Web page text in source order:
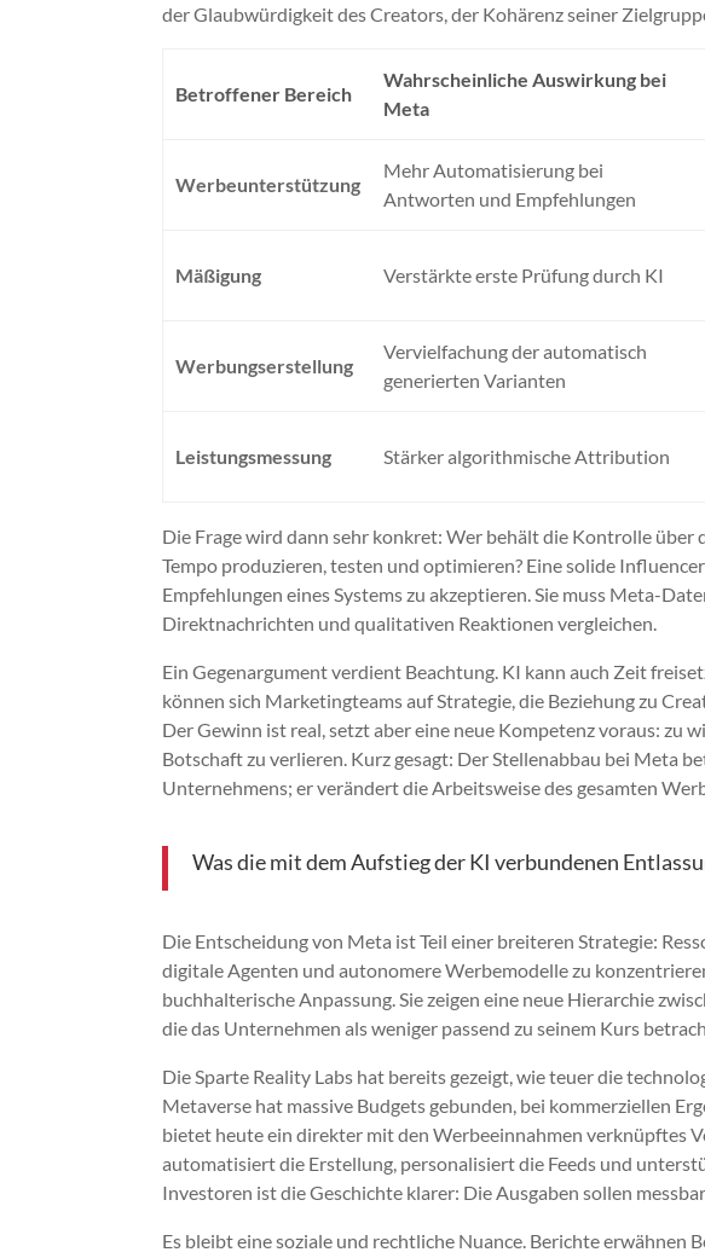
der Glaubwürdigkeit des Creators, der Kohärenz seiner
Betroffener Bereich
Wahrscheinliche Auswirkung bei
Meta
Werbeunterstützung
Mehr Automatisierung bei
Antworten und Empfehlungen
Mäßigung Verstärkte erste Prüfung durch KI
Werbungserstellung
Vervielfachung der automatisch
generierten Varianten
Leistungsmessung Stärker algorithmische Attribution
Die Frage wird dann sehr konkret: Wer behält die Kontrolle über
Tempo produzieren, testen und optimieren? Eine solide
Empfehlungen eines Systems zu akzeptieren. Sie muss Meta-
Direktnachrichten und qualitativen Reaktionen vergleichen.
Ein Gegenargument verdient Beachtung. KI kann auch Zeit
können sich Marketingteams auf Strategie, die Beziehung zu
Der Gewinn ist real, setzt aber eine neue Kompetenz voraus: zu
Botschaft zu verlieren. Kurz gesagt: Der Stellenabbau bei Meta
Unternehmens; er verändert die Arbeitsweise des gesamten
Was die mit dem Aufstieg der KI verbundenen
Die Entscheidung von Meta ist Teil einer breiteren Strategie:
digitale Agenten und autonomere Werbemodelle zu
buchhalterische Anpassung. Sie zeigen eine neue Hierarchie
die das Unternehmen als weniger passend zu seinem Kurs
Die Sparte Reality Labs hat bereits gezeigt, wie teuer die
Metaverse hat massive Budgets gebunden, bei kommerziellen
bietet heute ein direkter mit den Werbeeinnahmen verknüpftes
automatisiert die Erstellung, personalisiert die Feeds und
Investoren ist die Geschichte klarer: Die Ausgaben sollen
Es bleibt eine soziale und rechtliche Nuance. Berichte erwähnen